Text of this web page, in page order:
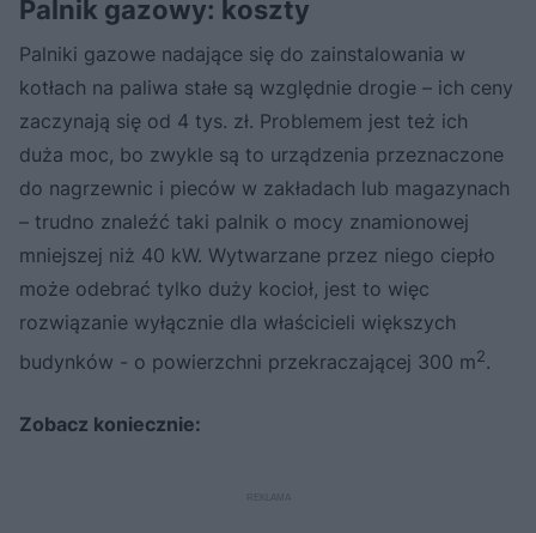
Palnik gazowy: koszty
Palniki gazowe nadające się do zainstalowania w
kotłach na paliwa stałe są względnie drogie – ich ceny
zaczynają się od 4 tys. zł. Problemem jest też ich
duża moc, bo zwykle są to urządzenia przeznaczone
do nagrzewnic i pieców w zakładach lub magazynach
– trudno znaleźć taki palnik o mocy znamionowej
mniejszej niż 40 kW. Wytwarzane przez niego ciepło
może odebrać tylko duży kocioł, jest to więc
rozwiązanie wyłącznie dla właścicieli większych
budynków - o powierzchni przekraczającej 300 m2.
Zobacz koniecznie: